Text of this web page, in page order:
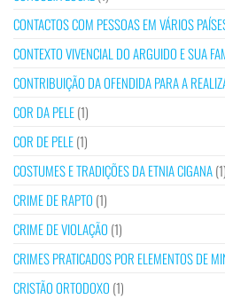
CONTACTOS COM PESSOAS EM VÁRIOS
CONTEXTO VIVENCIAL DO ARGUIDO E SUA
CONTRIBUIÇÃO DA OFENDIDA PARA A
COR DA PELE(1)
COR DE PELE(1)
COSTUMES E TRADIÇÕES DA ETNIA CIGANA(1)
CRIME DE RAPTO (1)
CRIME DE VIOLAÇÃO (1)
CRIMES PRATICADOS POR ELEMENTOS DE
CRISTÃO ORTODOXO (1)